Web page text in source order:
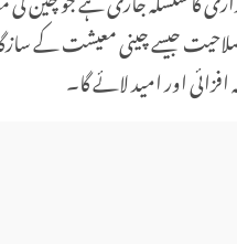
جیسے چینی معیشت کے
اور امید لائے گا۔